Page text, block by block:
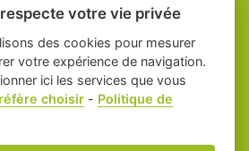
solution web et appli
-
- Gestion des cookies
votre vie privée
des cookies pour mesurer
votre expérience de navigation.
ici les services que vous
choisir - Politique de